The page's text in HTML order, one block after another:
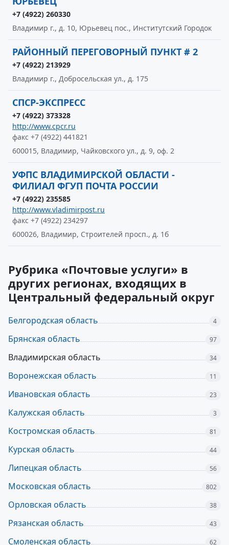
+7 (4922) 260330
Владимир г., д. 10, Юрьевец пос., Институтский Городок
РАЙОННЫЙ ПЕРЕГОВОРНЫЙ ПУНКТ # 2
+7 (4922) 213929
Владимир г., Добросельская ул., д. 175
СПСР-ЭКСПРЕСС
+7 (4922) 373328
http://www.cpcr.ru
факс +7 (4922) 441821
600015, Владимир, Чайковского ул., д. 9, оф. 2
УФПС ВЛАДИМИРСКОЙ ОБЛАСТИ -
ФИЛИАЛ ФГУП ПОЧТА РОССИИ
+7 (4922) 235585
http://www.vladimirpost.ru
факс +7 (4922) 234297
600026, Владимир, Строителей просп., д. 1б
Рубрика «Почтовые услуги» в
других регионах, входящих в
Центральный федеральный округ
Белгородская область 4
Брянская область 97
Владимирская область 34
Воронежская область 11
Ивановская область 23
Калужская область 3
Костромская область 81
Курская область 44
Липецкая область 56
Московская область 802
Орловская область 38
Рязанская область 43
Смоленская область 62